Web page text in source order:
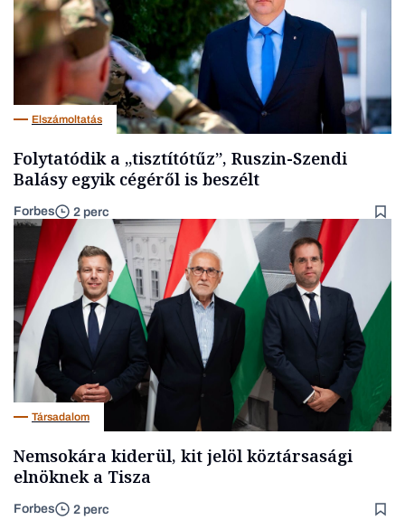
Elszámoltatás
Folytatódik a „tisztítótűz”, Ruszin-Szendi
Balásy egyik cégéről is beszélt
Forbes 2 perc
Társadalom
Nemsokára kiderül, kit jelöl köztársasági
elnöknek a Tisza
Forbes 2 perc